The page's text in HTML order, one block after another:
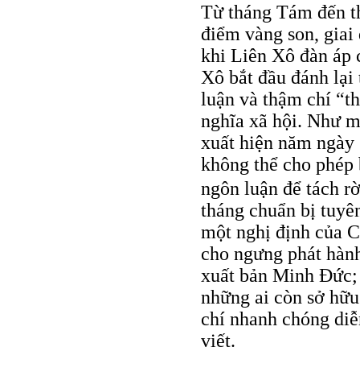
Từ tháng Tám đến
điểm vàng son,
khi Liên Xô đàn áp
Xô bắt đầu đánh
luận và thậm chí
nghĩa xã hội. Như
xuất hiện năm ngày
không thể cho
ngôn luận để tách
tháng chuẩn bị
một nghị định của
cho ngưng phát
xuất bản Minh Đức;
những ai còn sở
chí nhanh chóng
viết.